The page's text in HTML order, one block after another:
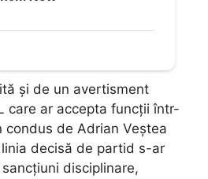
și de un avertisment
care ar accepta funcții într-
condus de Adrian Veștea
decisă de partid s-ar
disciplinare,